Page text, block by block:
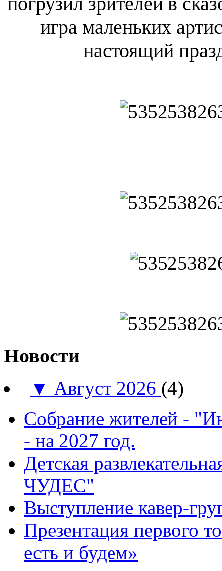
игра маленьких
настоящий
Новости
▼ Август 2026 (4)
Собрание жителей -
- на 2027 год.
Детская
ЧУДЕС"
Выступление кавер-
Презентация первого
есть и будем»